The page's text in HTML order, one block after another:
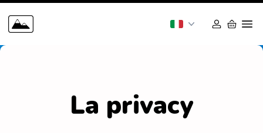
La privacy